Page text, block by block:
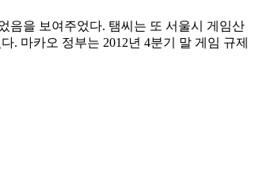
음을 보여주었다. 탬씨는 또 서울시 게임산
. 마카오 정부는 2012년 4분기 말 게임 규제